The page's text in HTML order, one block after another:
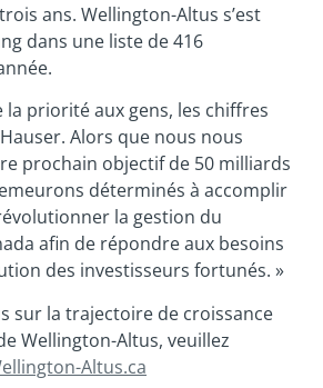
ans. Wellington-Altus s’est
dans une liste de 416
la priorité aux gens, les chiffres
Alors que nous nous
prochain objectif de 50 milliards
déterminés à accomplir
la gestion du
afin de répondre aux besoins
des investisseurs fortunés. »
sur la trajectoire de croissance
Wellington-Altus, veuillez
Altus.ca